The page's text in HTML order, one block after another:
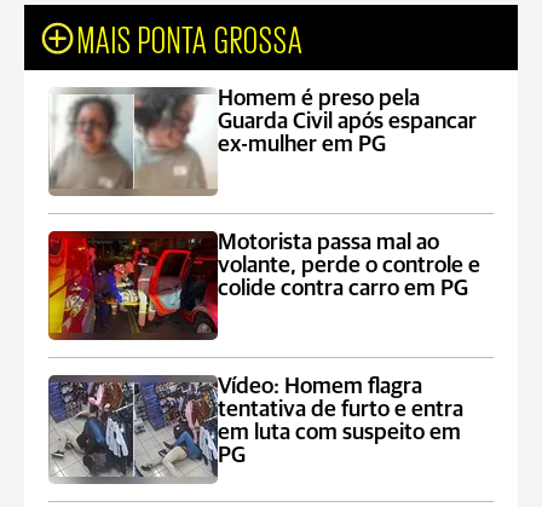
MAIS PONTA GROSSA
Homem é preso pela
Guarda Civil após espancar
ex-mulher em PG
Motorista passa mal ao
volante, perde o controle e
colide contra carro em PG
Vídeo: Homem flagra
tentativa de furto e entra
em luta com suspeito em
PG